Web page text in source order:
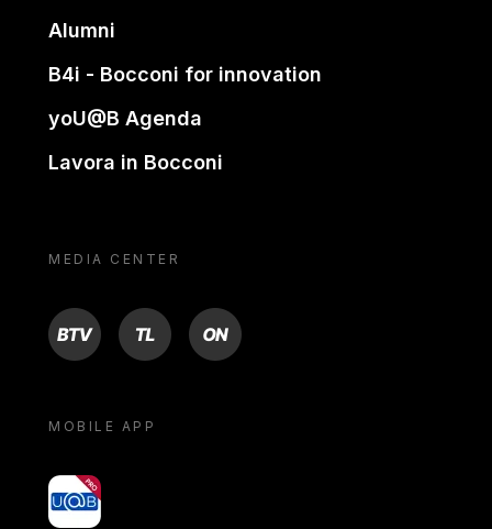
Alumni
B4i - Bocconi for innovation
yoU@B Agenda
Lavora in Bocconi
MEDIA CENTER
BTV TL ON
MOBILE APP
yoU@B